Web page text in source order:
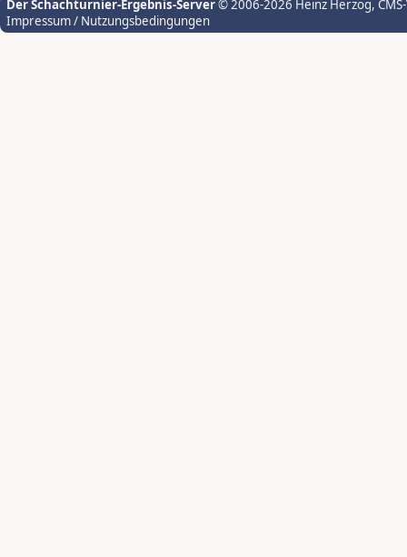
Der Schachturnier-Ergebnis-Server© 2006-2026 Heinz Herzog,
Impressum / Nutzungsbedingungen